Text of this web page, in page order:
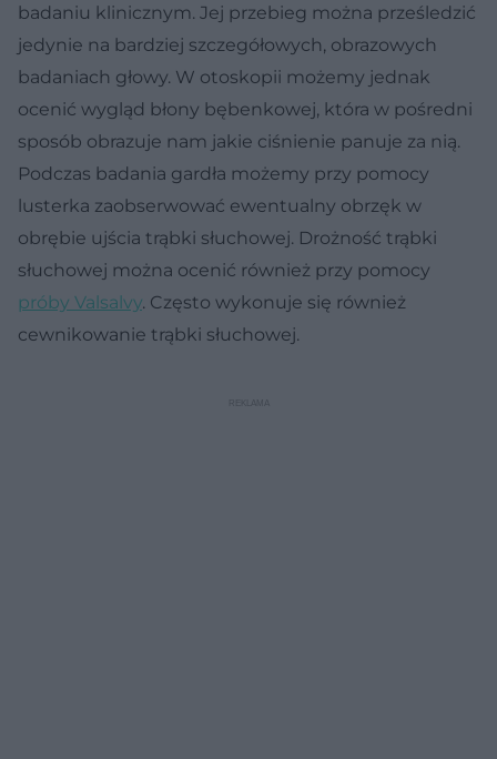
badaniu klinicznym. Jej przebieg można prześledzić
jedynie na bardziej szczegółowych, obrazowych
badaniach głowy. W otoskopii możemy jednak
ocenić wygląd błony bębenkowej, która w pośredni
sposób obrazuje nam jakie ciśnienie panuje za nią.
Podczas badania gardła możemy przy pomocy
lusterka zaobserwować ewentualny obrzęk w
obrębie ujścia trąbki słuchowej. Drożność trąbki
słuchowej można ocenić również przy pomocy
próby Valsalvy. Często wykonuje się również
cewnikowanie trąbki słuchowej.